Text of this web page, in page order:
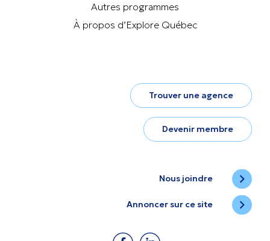
Autres programmes
À propos d’Explore Québec
Trouver une agence
Devenir membre
Nous joindre
Annoncer sur ce site